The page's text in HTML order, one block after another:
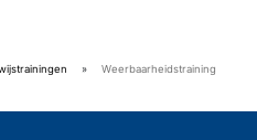
»
Weerbaarheidstraining